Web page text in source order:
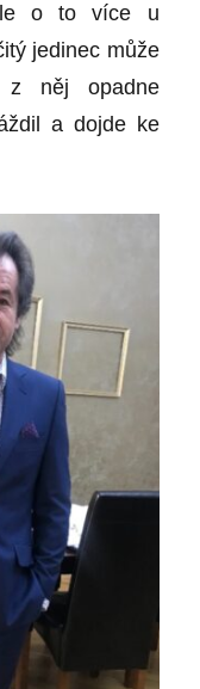
o to více u
jedinec může
z něj opadne
a dojde ke